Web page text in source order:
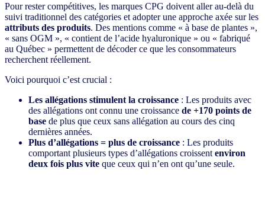
Pour rester compétitives, les marques CPG doivent aller au-delà du
suivi traditionnel des catégories et adopter une approche axée sur les
attributs des produits. Des mentions comme « à base de plantes »,
« sans OGM », « contient de l’acide hyaluronique » ou « fabriqué
au Québec » permettent de décoder ce que les consommateurs
recherchent réellement.
Voici pourquoi c’est crucial :
Les allégations stimulent la croissance : Les produits avec
des allégations ont connu une croissance de +170 points de
base de plus que ceux sans allégation au cours des cinq
dernières années.
Plus d’allégations = plus de croissance : Les produits
comportant plusieurs types d’allégations croissent environ
deux fois plus vite que ceux qui n’en ont qu’une seule.